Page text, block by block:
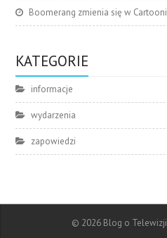
Boomerang zmienia się w
KATEGORIE
informacje
wydarzenia
zapowiedzi
© 2026 Blog o